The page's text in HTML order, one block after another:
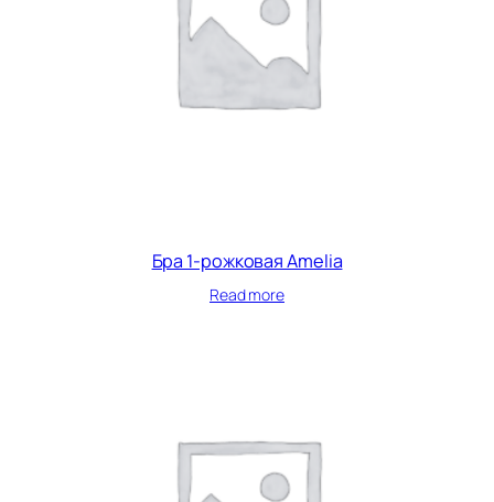
Бра 1-рожковая Amelia
Read more